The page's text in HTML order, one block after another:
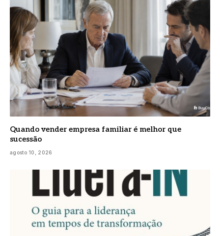
Quando vender empresa familiar é melhor que
sucessão
agosto 10, 2026